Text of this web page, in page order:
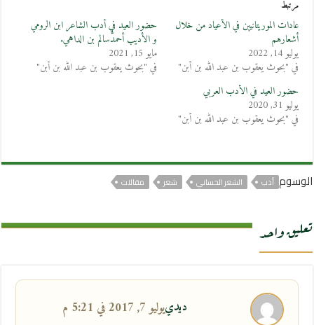
مرتبط
عادات الموريتانيين في الأعياد من خلال
أشعارهم
يوليو 14, 2022
في "بحوث يعقوب بن عبد الله بن أبن"
حضور العيد في أدب الشاعر ابن الرومي
و الأديب أحمدُّسالم بن الداهي.
مايو 15, 2021
في "بحوث يعقوب بن عبد الله بن أبن"
حضور العيد في الأدب العربي
يوليو 31, 2020
في "بحوث يعقوب بن عبد الله بن أبن"
الوسوم أدب الشعر الحساني شعر مقالات
تعليق واحد
ديدييوليو 7, 2017 في 5:21 م